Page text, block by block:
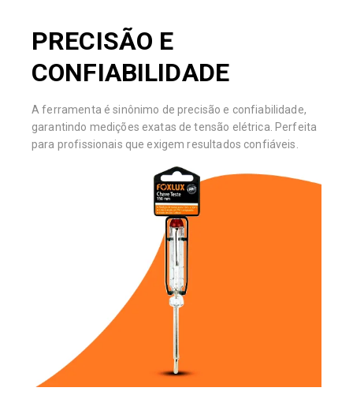
PRECISÃO E
CONFIABILIDADE
A ferramenta é sinônimo de precisão e confiabilidade,
garantindo medições exatas de tensão elétrica. Perfeita
para profissionais que exigem resultados confiáveis.